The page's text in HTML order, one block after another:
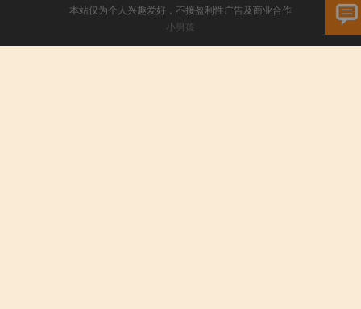
本站仅为个人兴趣爱好，不接盈利性广告及商业合作
小男孩